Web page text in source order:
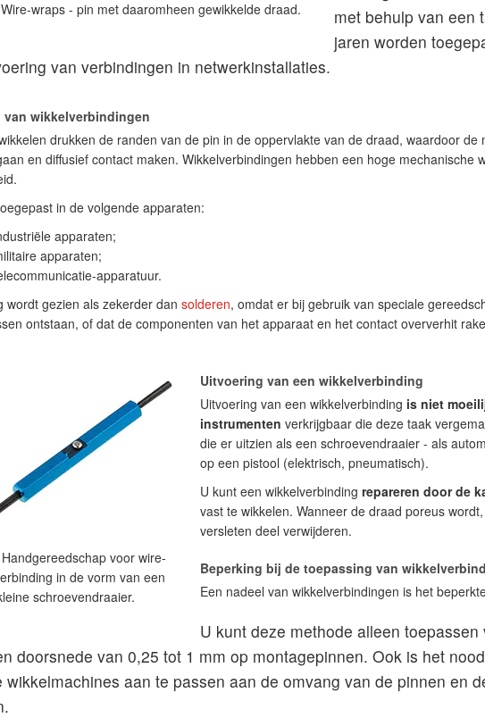
wraps - pin met daaromheen gewikkelde draad.
met behulp van een
jaren worden
van verbindingen in netwerkinstallaties.
van wikkelverbindingen
drukken de randen van de pin in de oppervlakte van de draad, waardoor de
en diffusief contact maken. Wikkelverbindingen hebben een hoge mechanische
in de volgende apparaten:
apparaten;
apparaten;
apparatuur.
wordt gezien als zekerder dan solderen, omdat er bij gebruik van speciale
ontstaan, of dat de componenten van het apparaat en het contact oververhit
voor wire-
in de vorm van een
schroevendraaier.
Uitvoering van een wikkelverbinding
Uitvoering van een wikkelverbinding is niet
instrumenten verkrijgbaar die deze taak
die er uitzien als een schroevendraaier - als
op een pistool (elektrisch, pneumatisch).
U kunt een wikkelverbinding repareren door de
vast te wikkelen. Wanneer de draad poreus
versleten deel verwijderen.
Beperking bij de toepassing van
Een nadeel van wikkelverbindingen is het
U kunt deze methode alleen
doorsnede van 0,25 tot 1 mm op montagepinnen. Ook is het
wikkelmachines aan te passen aan de omvang van de pinnen en